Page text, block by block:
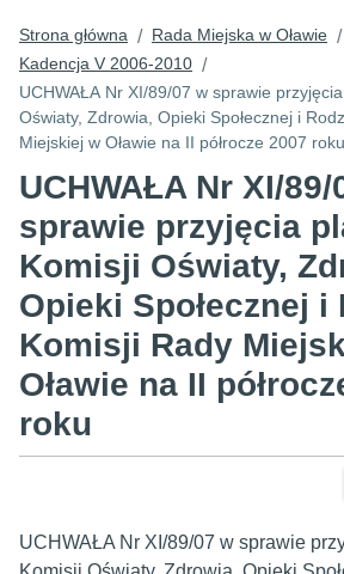
Strona główna / Rada Miejska w Oławie /
Kadencja V 2006-2010 /
UCHWAŁA Nr XI/89/07 w sprawie
Oświaty, Zdrowia, Opieki Społecznej i Rodziny Komisji Rady
Miejskiej w Oławie na II półrocze 2007 roku
UCHWAŁA Nr XI/89/
sprawie przyjęcia
Komisji Oświaty,
Opieki Społecznej i
Komisji Rady
Oławie na II
roku
UCHWAŁA Nr XI/89/07 w sprawie